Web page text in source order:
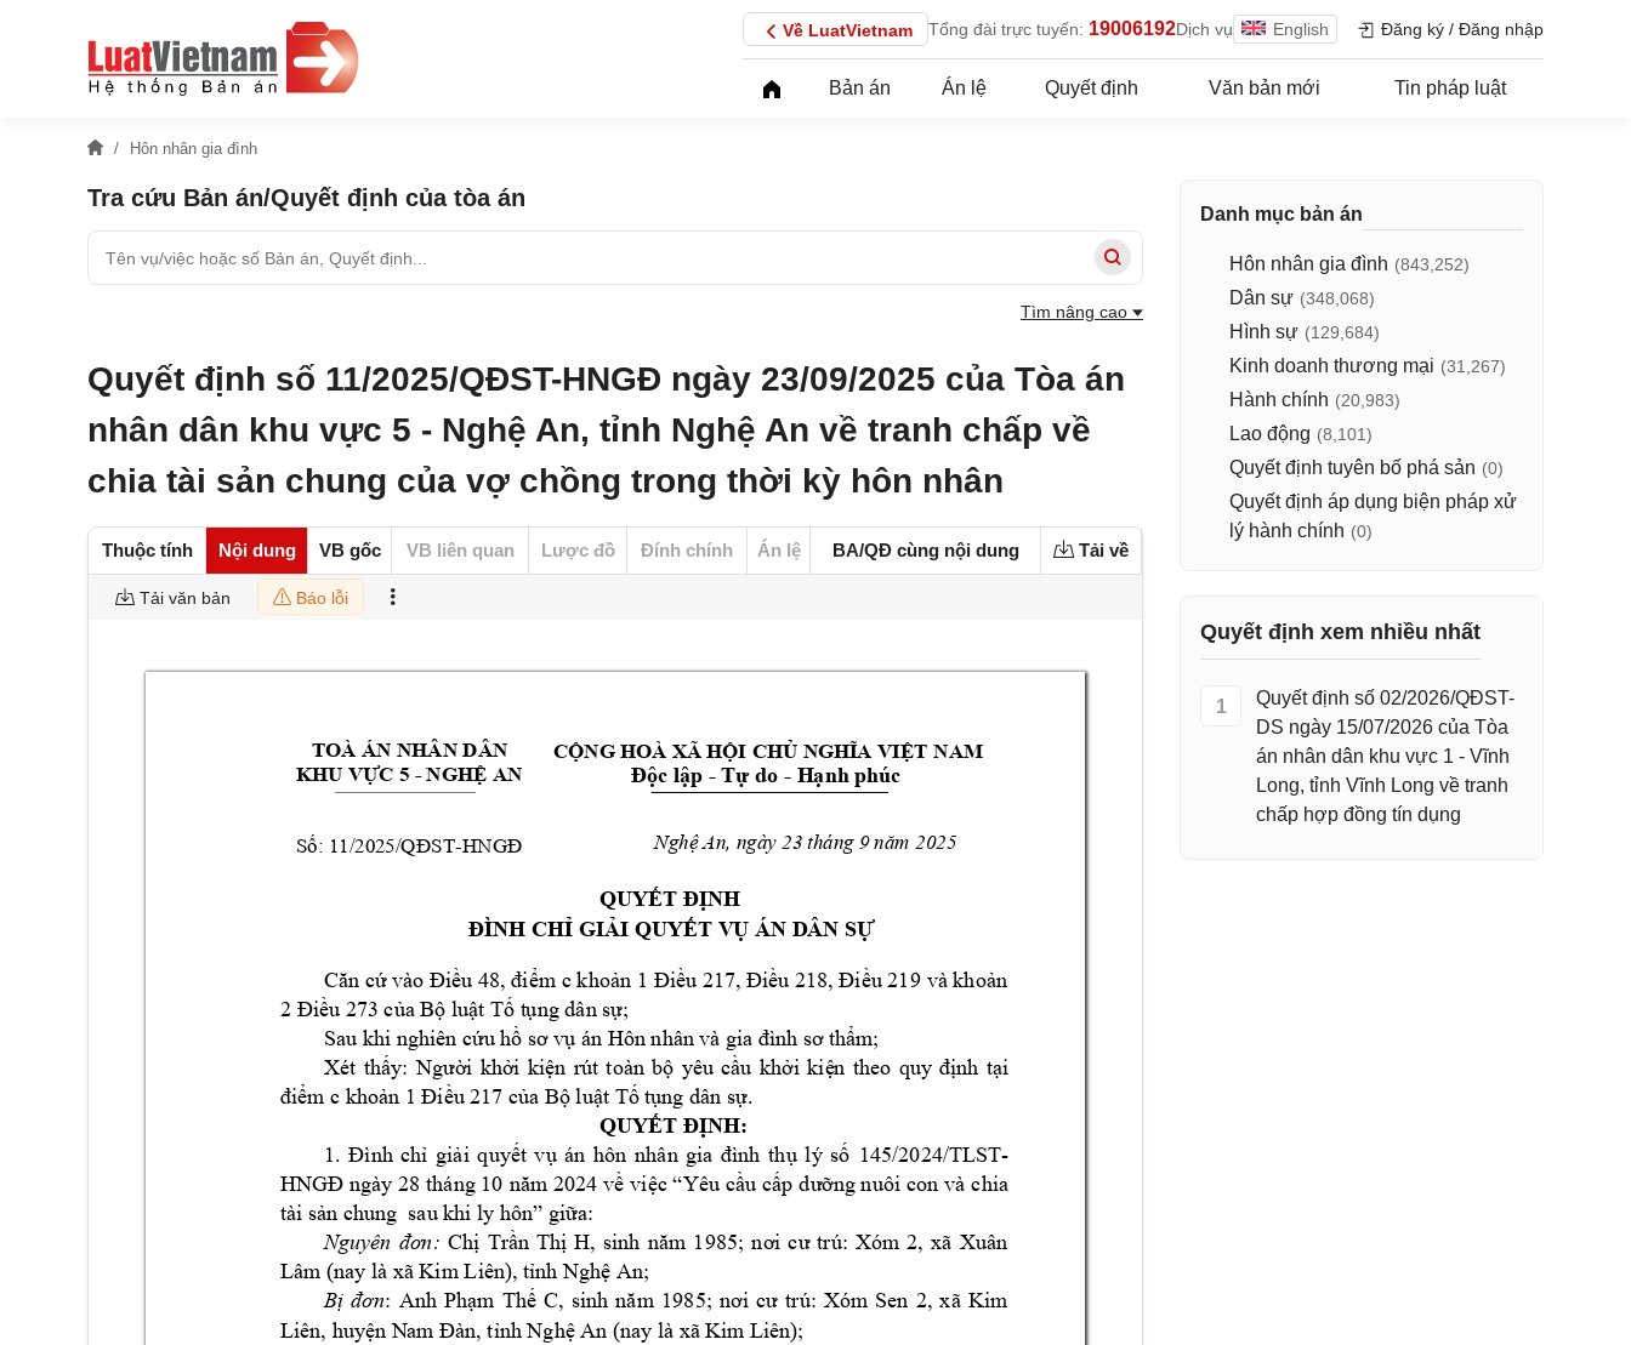
Về LuatVietnam Tổng đài trực tuyến: 19006192Dịch vụ English Đăng ký / Đăng nhập
Bản án Án lệ Quyết định Văn bản mới Tin pháp luật
Hôn nhân gia đình
Tra cứu Bản án/Quyết định của tòa án
Tìm nâng cao
Quyết định số 11/2025/QĐST-HNGĐ ngày 23/09/2025 của Tòa án
nhân dân khu vực 5 - Nghệ An, tỉnh Nghệ An về tranh chấp về
chia tài sản chung của vợ chồng trong thời kỳ hôn nhân
Thuộc tính Nội dung VB gốc VB liên quan Lược đồ Đính chính Án lệ BA/QĐ cùng nội dung Tải về
Tải văn bản Báo lỗi
TOÀ ÁN NHÂN DÂN
KHU VỰC 5 - NGHỆ AN
CỘNG HOÀ XÃ HỘI CHỦ NGHĨA VIỆT NAM
Độc lập - Tự do - Hạnh phúc
Số: 11/2025/QĐST-HNGĐ Nghệ An, ngày 23 tháng 9 năm 2025
QUYẾT ĐỊNH
ĐÌNH CHỈ GIẢI QUYẾT VỤ ÁN DÂN SỰ
Căn cứ vào Điều 48, điểm c khoản 1 Điều 217, Điều 218, Điều 219 và khoản
2 Điều 273 của Bộ luật Tố tụng dân sự;
Sau khi nghiên cứu hồ sơ vụ án Hôn nhân và gia đình sơ thẩm;
Xét thấy: Người khởi kiện rút toàn bộ yêu cầu khởi kiện theo quy định tại
điểm c khoản 1 Điều 217 của Bộ luật Tố tụng dân sự.
QUYẾT ĐỊNH:
1. Đình chỉ giải quyết vụ án hôn nhân gia đình thụ lý số 145/2024/TLST-
HNGĐ ngày 28 tháng 10 năm 2024 về việc “Yêu cầu cấp dưỡng nuôi con và chia
tài sản chung sau khi ly hôn” giữa:
Nguyên đơn: Chị Trần Thị H, sinh năm 1985; nơi cư trú: Xóm 2, xã Xuân
Lâm (nay là xã Kim Liên), tỉnh Nghệ An;
Bị đơn: Anh Phạm Thế C, sinh năm 1985; nơi cư trú: Xóm Sen 2, xã Kim
Liên, huyện Nam Đàn, tỉnh Nghệ An (nay là xã Kim Liên);
Danh mục bản án
Hôn nhân gia đình (843,252)
Dân sự (348,068)
Hình sự (129,684)
Kinh doanh thương mại (31,267)
Hành chính (20,983)
Lao động (8,101)
Quyết định tuyên bố phá sản (0)
Quyết định áp dụng biện pháp xử
lý hành chính (0)
Quyết định xem nhiều nhất
1
Quyết định số 02/2026/QĐST-
DS ngày 15/07/2026 của Tòa
án nhân dân khu vực 1 - Vĩnh
Long, tỉnh Vĩnh Long về tranh
chấp hợp đồng tín dụng